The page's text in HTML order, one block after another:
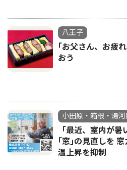
八王子
｢お父さん、お疲
おう
小田原・箱根・湯
「最近、室内が
｢窓｣の見直しを
温上昇を抑制